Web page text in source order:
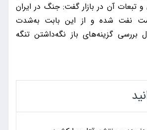
و تبعات آن در بازار گفت: جنگ در ایران
نفت شده و از این بابت به‌شدت
بررسی گزینه‌های باز نگه‌داشتن تنگه